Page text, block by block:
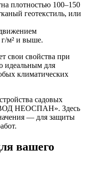
плотностью 100–150
геотекстиль, или
г/м² и выше.
свои свойства при
идеальным для
климатических
садовых
НЕОСПАН». Здесь
— для защиты
вашего